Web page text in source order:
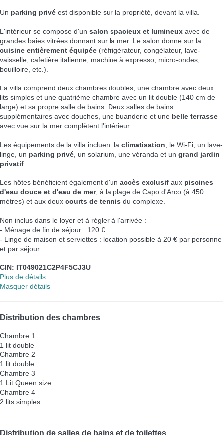
Un parking privé est disponible sur la propriété, devant la villa.
L'intérieur se compose d'un salon spacieux et lumineux avec de
grandes baies vitrées donnant sur la mer. Le salon donne sur la
cuisine entièrement équipée (réfrigérateur, congélateur, lave-
vaisselle, cafetière italienne, machine à expresso, micro-ondes,
bouilloire, etc.).
La villa comprend deux chambres doubles, une chambre avec deux
lits simples et une quatrième chambre avec un lit double (140 cm de
large) et sa propre salle de bains. Deux salles de bains
supplémentaires avec douches, une buanderie et une belle terrasse
avec vue sur la mer complètent l'intérieur.
Les équipements de la villa incluent la climatisation , le Wi-Fi, un lave-
linge, un parking privé , un solarium, une véranda et un grand jardin
privatif
Les hôtes bénéficient également d'un accès exclusif aux piscines
d'eau douce et d'eau de mer, à la plage de Capo d'Arco (à 450
mètres) et aux deux courts de tennis du complexe.
Non inclus dans le loyer et à régler à l'arrivée :
- Ménage de fin de séjour : 120 €
- Linge de maison et serviettes : location possible à 20 € par personne
et par séjour.
CIN: IT049021C2P4F5CJ3U
Plus de détails
Masquer détails
Distribution des chambres
Chambre 1
1 lit double
Chambre 2
1 lit double
Chambre 3
1 Lit Queen size
Chambre 4
2 lits simples
Distribution de salles de bains et de toilettes